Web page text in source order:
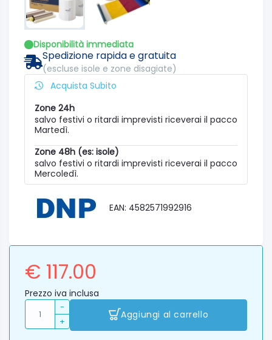
Disponibilità immediata
Spedizione rapida e gratuita
(escluse isole e zone disagiate)
Acquista Subito
Zone 24h
salvo festivi o ritardi imprevisti riceverai il pacco
Martedì.
Zone 48h (es: isole)
salvo festivi o ritardi imprevisti riceverai il pacco
Mercoledì.
EAN: 4582571992916
€ 117.00
Prezzo iva inclusa
-
+
Aggiungi al carrello